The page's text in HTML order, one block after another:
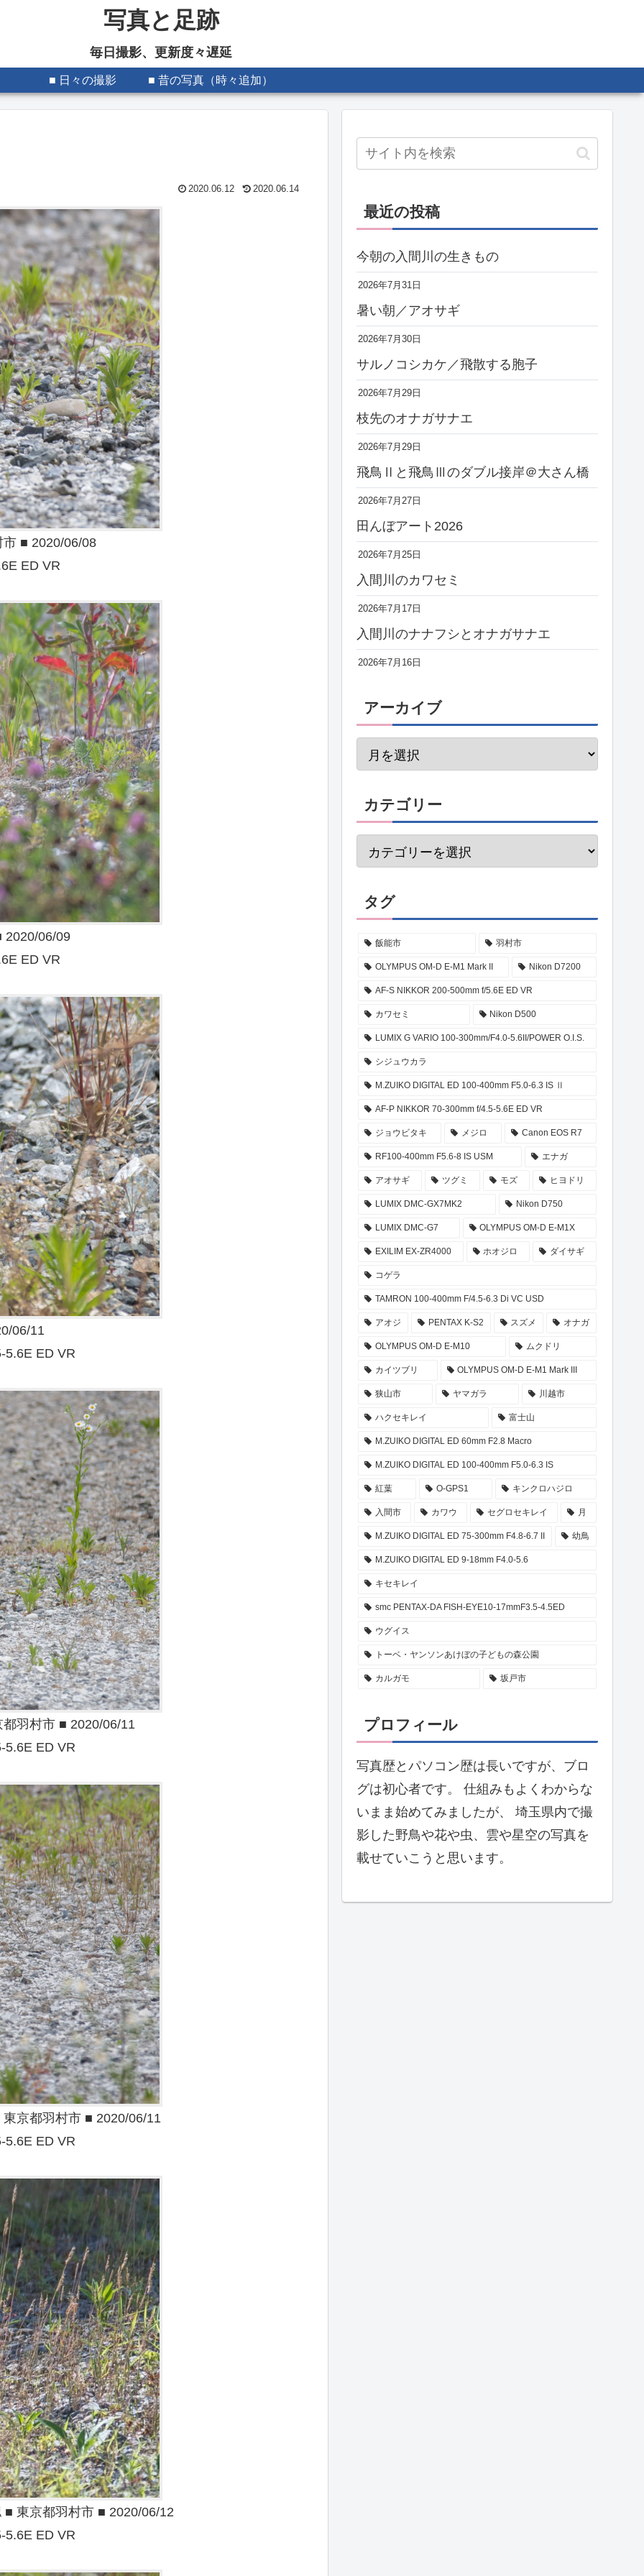
写真と足跡
毎日撮影、更新度々遅延
■ 日々の撮影 ■ 昔の写真（時々追加）
2020.06.12 2020.06.14
■ 2020/06/08
ED VR
2020/06/09
ED VR
06/11
5.6E ED VR
羽村市 ■ 2020/06/11
5.6E ED VR
京都羽村市 ■ 2020/06/11
5.6E ED VR
東京都羽村市 ■ 2020/06/12
5.6E ED VR
最近の投稿
今朝の入間川の生きもの
2026年7月31日
暑い朝／アオサギ
2026年7月30日
サルノコシカケ／飛散する胞子
2026年7月29日
枝先のオナガサナエ
2026年7月29日
飛鳥Ⅱと飛鳥Ⅲのダブル接岸＠大さん橋
2026年7月27日
田んぼアート2026
2026年7月25日
入間川のカワセミ
2026年7月17日
入間川のナナフシとオナガサナエ
2026年7月16日
アーカイブ
カテゴリー
タグ
飯能市 羽村市
OLYMPUS OM-D E-M1 Mark II Nikon D7200
AF-S NIKKOR 200-500mm f/5.6E ED VR
カワセミ Nikon D500
LUMIX G VARIO 100-300mm/F4.0-5.6II/POWER O.I.S.
シジュウカラ
M.ZUIKO DIGITAL ED 100-400mm F5.0-6.3 IS Ⅱ
AF-P NIKKOR 70-300mm f/4.5-5.6E ED VR
ジョウビタキ メジロ Canon EOS R7
RF100-400mm F5.6-8 IS USM エナガ
アオサギ ツグミ モズ ヒヨドリ
LUMIX DMC-GX7MK2 Nikon D750
LUMIX DMC-G7 OLYMPUS OM-D E-M1X
EXILIM EX-ZR4000 ホオジロ ダイサギ
コゲラ
TAMRON 100-400mm F/4.5-6.3 Di VC USD
アオジ PENTAX K-S2 スズメ オナガ
OLYMPUS OM-D E-M10 ムクドリ
カイツブリ OLYMPUS OM-D E-M1 Mark III
狭山市 ヤマガラ 川越市
ハクセキレイ 富士山
M.ZUIKO DIGITAL ED 60mm F2.8 Macro
M.ZUIKO DIGITAL ED 100-400mm F5.0-6.3 IS
紅葉 O-GPS1 キンクロハジロ
入間市 カワウ セグロセキレイ 月
M.ZUIKO DIGITAL ED 75-300mm F4.8-6.7 II 幼鳥
M.ZUIKO DIGITAL ED 9-18mm F4.0-5.6
キセキレイ
smc PENTAX-DA FISH-EYE10-17mmF3.5-4.5ED
ウグイス
トーベ・ヤンソンあけぼの子どもの森公園
カルガモ 坂戸市
プロフィール
写真歴とパソコン歴は長いですが、ブロ
グは初心者です。 仕組みもよくわからな
いまま始めてみましたが、 埼玉県内で撮
影した野鳥や花や虫、雲や星空の写真を
載せていこうと思います。